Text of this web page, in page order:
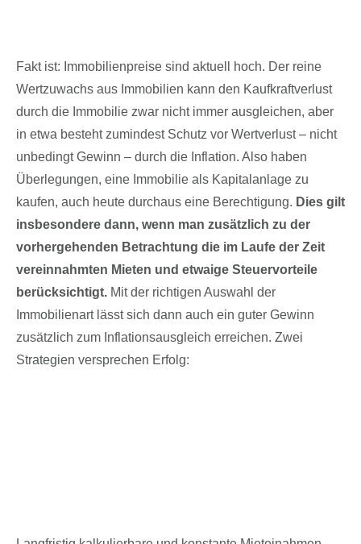
Fakt ist: Immobilienpreise sind aktuell hoch. Der reine
Wertzuwachs aus Immobilien kann den Kaufkraftverlust
durch die Immobilie zwar nicht immer ausgleichen, aber
in etwa besteht zumindest Schutz vor Wertverlust – nicht
unbedingt Gewinn – durch die Inflation. Also haben
Überlegungen, eine Immobilie als Kapitalanlage zu
kaufen, auch heute durchaus eine Berechtigung. Dies gilt
insbesondere dann, wenn man zusätzlich zu der
vorhergehenden Betrachtung die im Laufe der Zeit
vereinnahmten Mieten und etwaige Steuervorteile
berücksichtigt. Mit der richtigen Auswahl der
Immobilienart lässt sich dann auch ein guter Gewinn
zusätzlich zum Inflationsausgleich erreichen. Zwei
Strategien versprechen Erfolg: